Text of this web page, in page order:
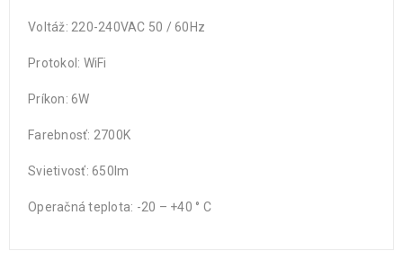
Voltáž: 220-240VAC 50 / 60Hz
Protokol: WiFi
Príkon: 6W
Farebnosť: 2700K
Svietivosť: 650lm
Operačná teplota: -20 – +40 ° C